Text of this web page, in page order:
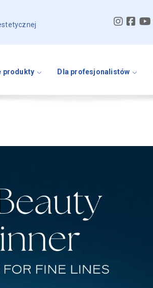
produkty Dla profesjonalistów